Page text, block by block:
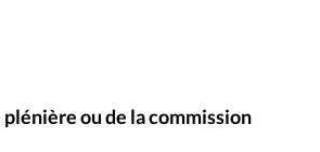
plénière ou de la commission